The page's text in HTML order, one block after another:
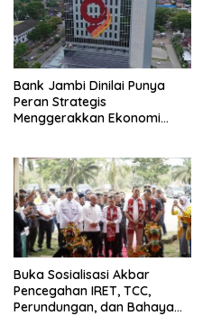
Bank Jambi Dinilai Punya
Peran Strategis
Menggerakkan Ekonomi
Buka Sosialisasi Akbar
Pencegahan IRET, TCC,
Perundungan, dan Bahaya